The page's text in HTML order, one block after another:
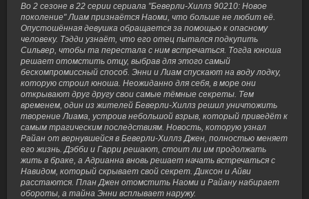
Во 2 сезоне в 22 серии сериала "Беверли-Хиллз 90210: Новое
поколение" Лиам признаётся Наоми, что больше не любит её.
Опустошённая девушка обращается за помощью к опасному
человеку. Тэдди узнаёт, что его отец пытался подкупить
Сильвер, чтобы та перестала с ним встречаться. Тогда юноша
решает отомстить отцу, выбрав для этого самый
бескомпромиссный способ. Энни и Лиам спускают на воду лодку,
которую строил юноша. Неожиданно для себя, в море они
открывают друг другу свои самые тёмные секреты. Тем
временем, один из жителей Беверли-Хиллз решил уничтожить
творение Лиама, устроив небольшой взрыв, который приведёт к
самым трагическим последствиям. Новость, которую узнал
Райан от вернувшейся в Беверли-Хиллз Джен, полностью меняет
его жизнь. Дэбби и Гарри решают, стоит ли им продолжать
жить в браке, а Адрианна вновь решает начать встречаться с
Навидом, который скрывает свой секрет. Диксон и Айви
расстаются. План Джен отомстить Наоми и Райану набирает
обороты, а тайна Энни всплывает наружу.